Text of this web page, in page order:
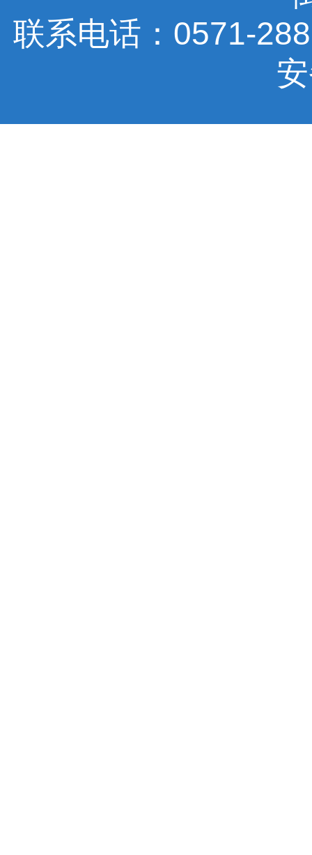
联系电话：0571-